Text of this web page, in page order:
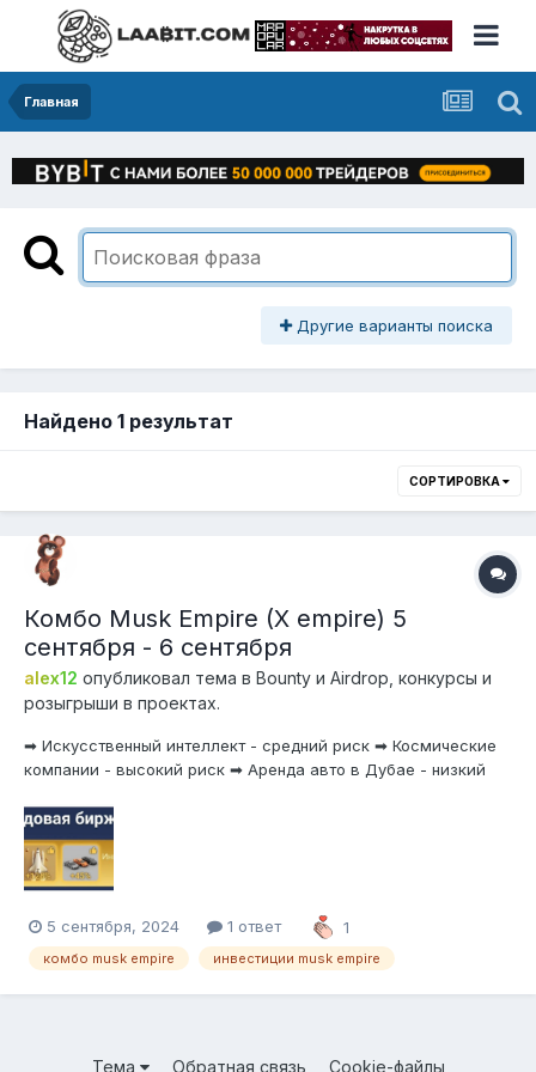
Главная
Другие варианты поиска
Найдено 1 результат
СОРТИРОВКА
Комбо Musk Empire (X empire) 5
сентября - 6 сентября
alex12 опубликовал тема в Bounty и Airdrop, конкурсы и
розыгрыши в проектах.
➡ Искусственный интеллект - средний риск ➡ Космические
компании - высокий риск ➡ Аренда авто в Дубае - низкий
5 сентября, 2024 1 ответ 1
комбо musk empire инвестиции musk empire
Тема Обратная связь Cookie-файлы